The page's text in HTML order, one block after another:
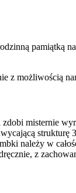
pamiątką
z możliwością
misternie
strukturę
należy w
z